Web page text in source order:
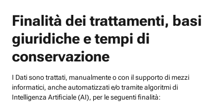
Finalità dei trattamenti, basi
giuridiche e tempi di
conservazione
I Dati sono trattati, manualmente o con il supporto di mezzi
informatici, anche automatizzati e/o tramite algoritmi di
Intelligenza Artificiale (AI), per le seguenti finalità: